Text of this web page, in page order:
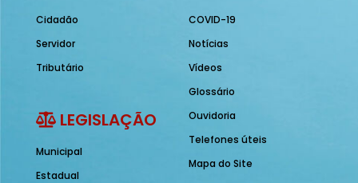
Cidadão
Servidor
Tributário
LEGISLAÇÃO
Municipal
Estadual
COVID-19
Notícias
Vídeos
Glossário
Ouvidoria
Telefones úteis
Mapa do Site